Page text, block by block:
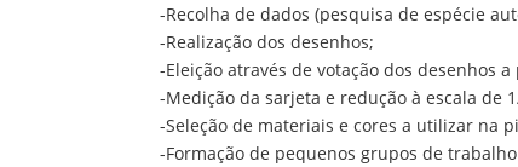
-Recolha de dados (pesquisa de espécie
-Realização dos desenhos;
-Eleição através de votação dos desenhos
-Medição da sarjeta e redução à escala de
-Seleção de materiais e cores a utilizar na
-Formação de pequenos grupos de